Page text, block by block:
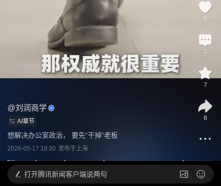
@刘润商学
AI章节
想解决办公室政治， 要先“干掉”老板
2026-05-17 18:30 发布于上海
5
2
7
8
打开腾讯新闻客户端说两句